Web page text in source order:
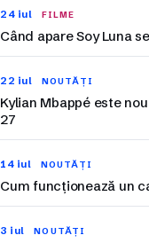
24 iul FILME
Când apare Soy Luna
22 iul NOUTĂȚI
Kylian Mbappé este
27
14 iul NOUTĂȚI
Cum funcționează un
3 iul NOUTĂȚI